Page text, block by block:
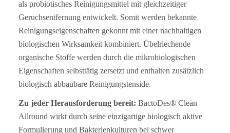
als probiotisches Reinigungsmittel mit gleichzeitiger
Geruchsentfernung entwickelt. Somit werden bekannte
Reinigungseigenschaften gekonnt mit einer nachhaltigen
biologischen Wirksamkeit kombiniert. Übelriechende
organische Stoffe werden durch die mikrobiologischen
Eigenschaften selbsttätig zersetzt und enthalten zusätzlich
biologisch abbaubare Reinigungstenside.
Zu jeder Herausforderung bereit: BactoDes® Clean
Allround wirkt durch seine einzigartige biologisch aktive
Formulierung und Bakterienkulturen bei schwer